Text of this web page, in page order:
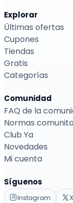
Explorar
Últimas ofertas
Cupones
Tiendas
Gratis
Categorías
Comunidad
FAQ de la
Normas
Club Ya
Novedades
Mi cuenta
Síguenos
Instagram
X